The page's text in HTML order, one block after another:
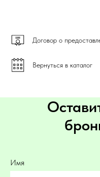
Договор о
Вернуться в каталог
Имя